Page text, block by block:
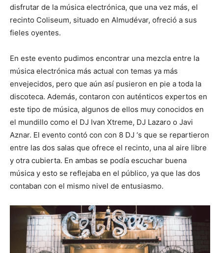
disfrutar de la música electrónica, que una vez más, el
recinto Coliseum, situado en Almudévar, ofreció a sus
fieles oyentes.
En este evento pudimos encontrar una mezcla entre la
música electrónica más actual con temas ya más
envejecidos, pero que aún así pusieron en pie a toda la
discoteca. Además, contaron con auténticos expertos en
este tipo de música, algunos de ellos muy conocidos en
el mundillo como el DJ Ivan Xtreme, DJ Lazaro o Javi
Aznar. El evento contó con con 8 DJ ‘s que se repartieron
entre las dos salas que ofrece el recinto, una al aire libre
y otra cubierta. En ambas se podía escuchar buena
música y esto se reflejaba en el público, ya que las dos
contaban con el mismo nivel de entusiasmo.